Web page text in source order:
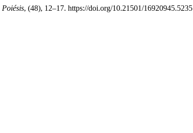
Poiésis, (48), 12–17. https://doi.org/10.21501/16920945.5235